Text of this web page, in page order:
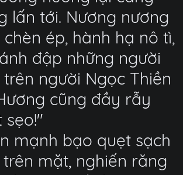
lấn tới. Nương nương
ép, hành hạ nô tì,
đập những người
người Ngọc Thiền
cũng đầy rẫy
sẹo!"
mạnh bạo quẹt sạch
mặt, nghiến răng